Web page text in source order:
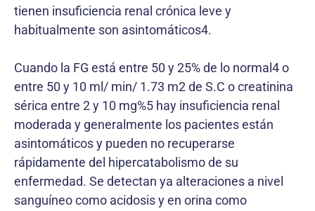
tienen insuficiencia renal crónica leve y
habitualmente son asintomáticos4.
Cuando la FG está entre 50 y 25% de lo normal4 o
entre 50 y 10 ml/ min/ 1.73 m2 de S.C o creatinina
sérica entre 2 y 10 mg%5 hay insuficiencia renal
moderada y generalmente los pacientes están
asintomáticos y pueden no recuperarse
rápidamente del hipercatabolismo de su
enfermedad. Se detectan ya alteraciones a nivel
sanguíneo como acidosis y en orina como